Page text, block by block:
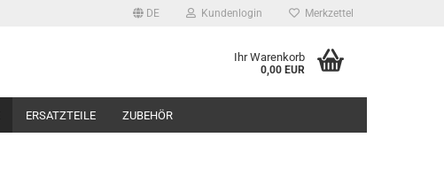
DE Kundenlogin Merkzettel
Ihr Warenkorb
0,00 EUR
ERSATZTEILE ZUBEHÖR